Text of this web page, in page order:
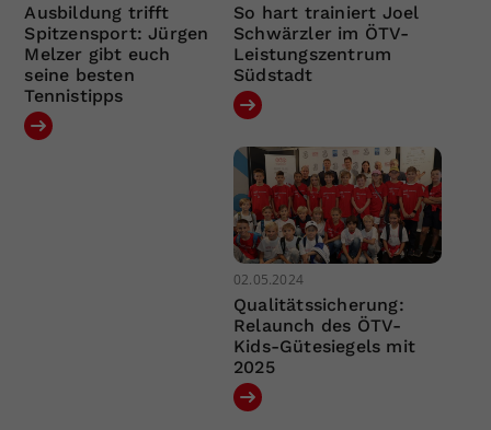
Ausbildung trifft
Spitzensport: Jürgen
Melzer gibt euch
seine besten
Tennistipps
So hart trainiert Joel
Schwärzler im ÖTV-
Leistungszentrum
Südstadt
02.05.2024
Qualitätssicherung:
Relaunch des ÖTV-
Kids-Gütesiegels mit
2025